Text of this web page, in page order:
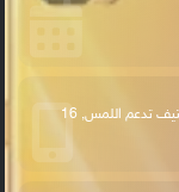
Super AMOLED كابستيف تدعم اللمس, 16